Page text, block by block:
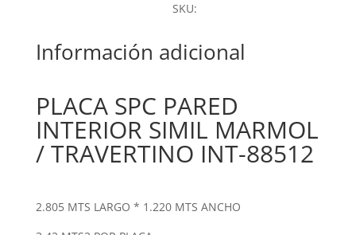
SKU:
Información adicional
PLACA SPC PARED
INTERIOR SIMIL MARMOL
/ TRAVERTINO INT-88512
2.805 MTS LARGO * 1.220 MTS ANCHO